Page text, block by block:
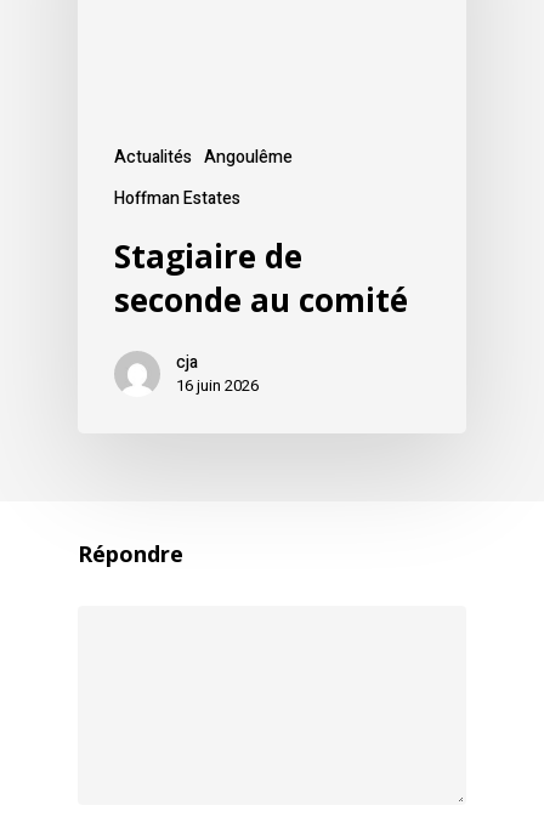
Actualités Angoulême
Hoffman Estates
Stagiaire de
seconde au comité
cja
16 juin 2026
Répondre